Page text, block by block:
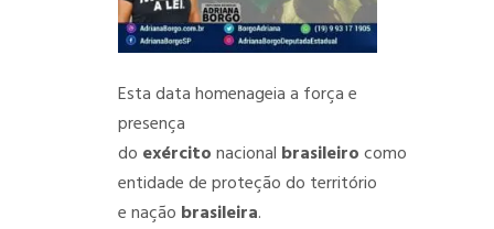
Esta data homenageia a força e
presença
do exércitonacional brasileirocomo
entidade de proteção do território
e nação brasileira.